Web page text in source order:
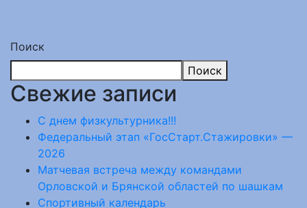
Поиск
Поиск
Свежие записи
С днем физкультурника!!!
Федеральный этап «ГосСтарт.Стажировки» —
2026
Матчевая встреча между командами
Орловской и Брянской областей по шашкам
Спортивный календарь